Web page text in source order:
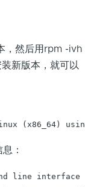
，然后用rpm -ivh
新版本，就可以
(x86_64)
：
line